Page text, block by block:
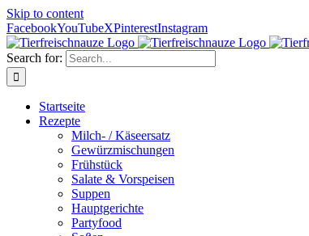
Skip to content
FacebookYouTubeXPinterestInstagram
Search for:
Startseite
Rezepte
Milch- / Käseersatz
Gewürzmischungen
Frühstück
Salate & Vorspeisen
Suppen
Hauptgerichte
Partyfood